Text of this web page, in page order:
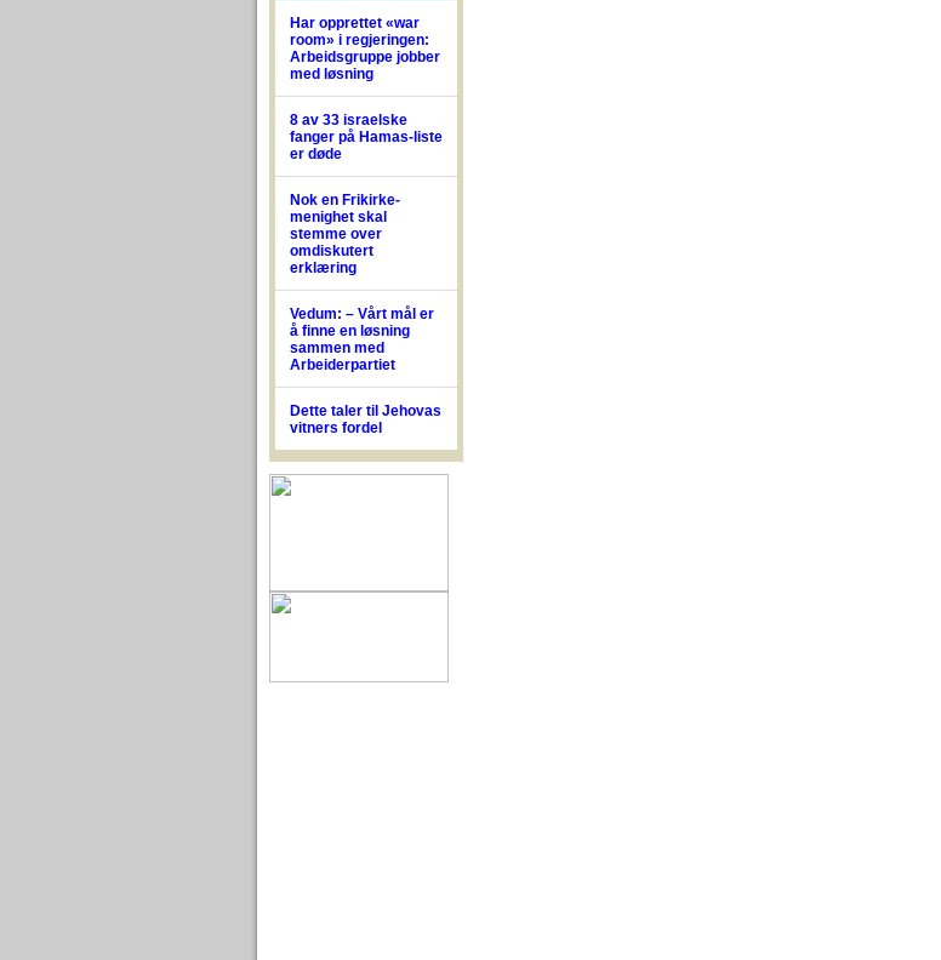
Har opprettet «war
room» i regjeringen:
Arbeidsgruppe jobber
med løsning
8 av 33 israelske
fanger på Hamas-liste
er døde
Nok en Frikirke-
menighet skal
stemme over
omdiskutert
erklæring
Vedum: – Vårt mål er
å finne en løsning
sammen med
Arbeiderpartiet
Dette taler til Jehovas
vitners fordel